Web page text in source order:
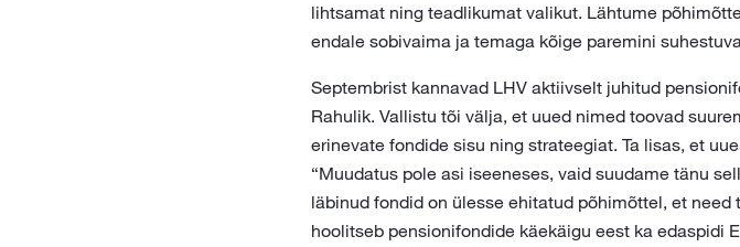
lihtsamat ning teadlikumat valikut. Lähtume
endale sobivaima ja temaga kõige paremini
Septembrist kannavad LHV aktiivselt juhitud
Rahulik. Vallistu tõi välja, et uued nimed toovad
erinevate fondide sisu ning strateegiat. Ta lisas, et
“Muudatus pole asi iseeneses, vaid suudame tänu
läbinud fondid on ülesse ehitatud põhimõttel, et
hoolitseb pensionifondide käekäigu eest ka edaspidi